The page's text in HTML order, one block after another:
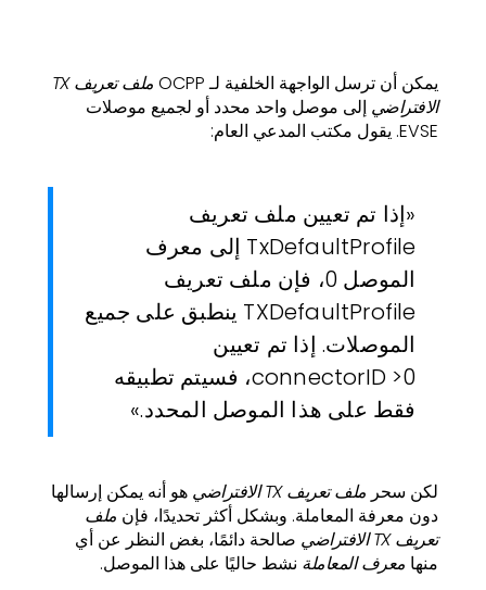
يمكن أن ترسل الواجهة الخلفية لـ OCPP
ملف تعريف TX
الافتراضي إلى موصل واحد محدد أو لجميع موصلات
EVSE. يقول مكتب المدعي العام:
«إذا تم تعيين ملف تعريف
TxDefaultProfile إلى معرف
الموصل 0، فإن ملف تعريف
TXDefaultProfile ينطبق على جميع
الموصلات. إذا تم تعيين
connectorID >0، فسيتم تطبيقه
فقط على هذا الموصل المحدد.»
لكن سحر ملف تعريف TX الافتراضي
هو أنه يمكن إرسالها
دون معرفة المعاملة. وبشكل أكثر تحديدًا، فإن ملف
تعريف TX الافتراضي
صالحة دائمًا، بغض النظر عن أي
منها معرف المعاملة نشط حاليًا على هذا الموصل.